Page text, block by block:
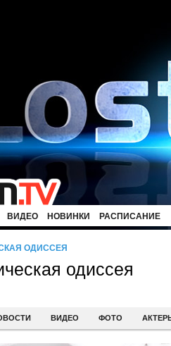
ВИДЕО НОВИНКИ РАСПИСАНИЕ
ОДИССЕЯ
одиссея
ВИДЕО ФОТО